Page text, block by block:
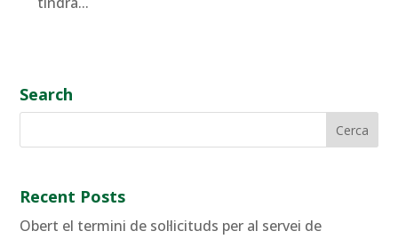
Search
Recent Posts
Obert el termini de sol·licituds per al servei de